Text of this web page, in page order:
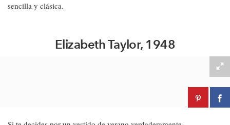
sencilla y clásica.
Elizabeth Taylor, 1948